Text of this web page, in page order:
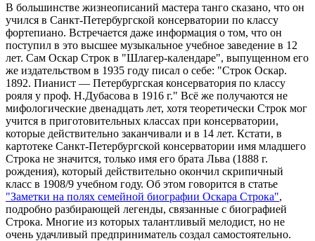
В большинстве жизнеописаний мастера танго сказано, что он
учился в Санкт-Петербургской консерватории по классу
фортепиано. Встречается даже информация о том, что он
поступил в это высшее музыкальное учебное заведение в 12
лет. Сам Оскар Строк в "Шлагер-календаре", выпущенном его
же издательством в 1935 году писал о себе: "Строк Оскар.
1892. Пианист — Петербургская консерватория по классу
рояля у проф. Н.Дубасова в 1916 г." Всё же получаются не
мифологические двенадцать лет, хотя теоретически Строк мог
учится в приготовительных классах при консерватории,
которые действительно заканчивали и в 14 лет. Кстати, в
картотеке Санкт-Петербургской консерватории имя младшего
Строка не значится, только имя его брата Льва (1888 г.
рождения), который действительно окончил скрипичный
класс в 1908/9 учебном году. Об этом говорится в статье
"Заметки на полях семейной биографии Оскара Строка",
подробно разбирающей легенды, связанные с биографией
Строка. Многие из которых талантливый мелодист, но не
очень удачливый предприниматель создал самостоятельно.